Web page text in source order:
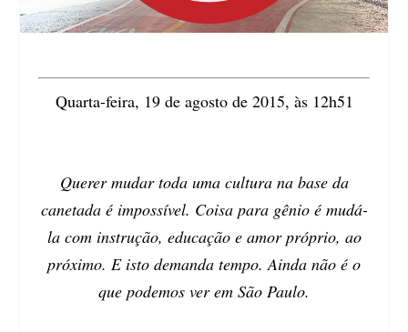
Quarta-feira, 19 de agosto de 2015, às 12h51
Querer mudar toda uma cultura na base da
canetada é impossível. Coisa para gênio é mudá-
la com instrução, educação e amor próprio, ao
próximo. E isto demanda tempo. Ainda não é o
que podemos ver em São Paulo.